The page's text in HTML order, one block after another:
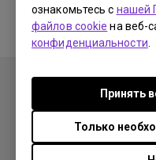
ознакомьтесь с нашей
файлов cookie на веб-
конфиденциальности
Только
Принять
Продукция